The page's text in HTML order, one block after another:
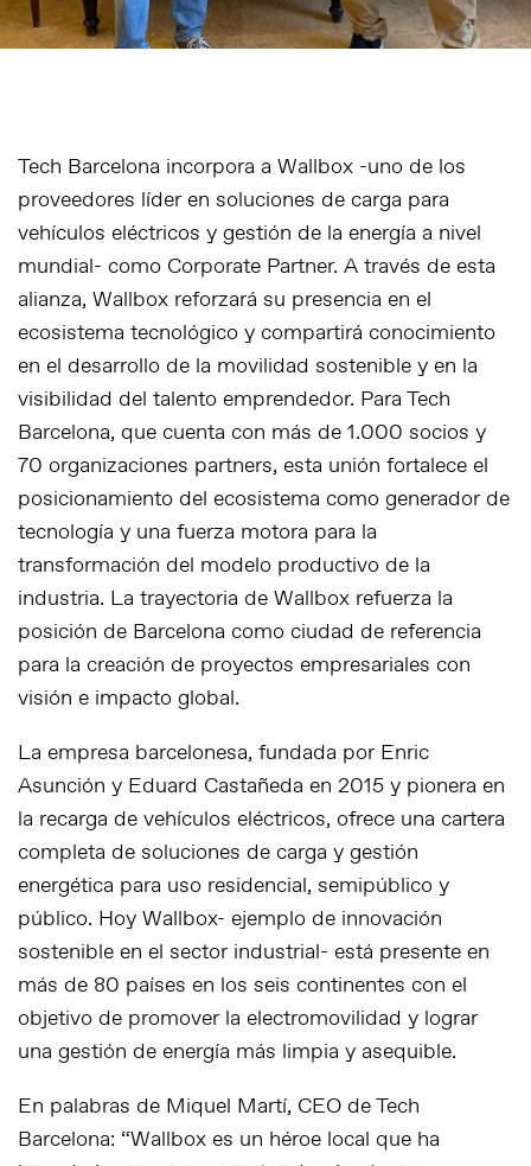
Tech Barcelona incorpora a Wallbox -uno de los
proveedores líder en soluciones de carga para
vehículos eléctricos y gestión de la energía a nivel
mundial- como Corporate Partner. A través de esta
alianza, Wallbox reforzará su presencia en el
ecosistema tecnológico y compartirá conocimiento
en el desarrollo de la movilidad sostenible y en la
visibilidad del talento emprendedor. Para Tech
Barcelona, que cuenta con más de 1.000 socios y
70 organizaciones partners, esta unión fortalece el
posicionamiento del ecosistema como generador de
tecnología y una fuerza motora para la
transformación del modelo productivo de la
industria. La trayectoria de Wallbox refuerza la
posición de Barcelona como ciudad de referencia
para la creación de proyectos empresariales con
visión e impacto global.
La empresa barcelonesa, fundada por Enric
Asunción y Eduard Castañeda en 2015 y pionera en
la recarga de vehículos eléctricos, ofrece una cartera
completa de soluciones de carga y gestión
energética para uso residencial, semipúblico y
público. Hoy Wallbox- ejemplo de innovación
sostenible en el sector industrial- está presente en
más de 80 países en los seis continentes con el
objetivo de promover la electromovilidad y lograr
una gestión de energía más limpia y asequible.
En palabras de Miquel Martí, CEO de Tech
Barcelona: “Wallbox es un héroe local que ha